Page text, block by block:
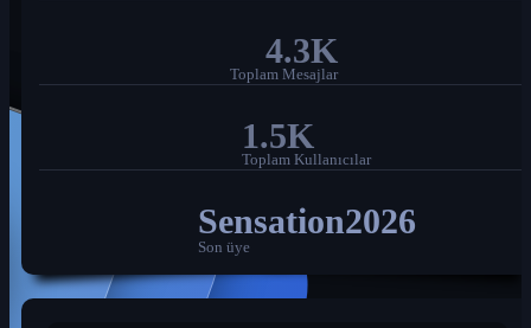
4.3K
Toplam Mesajlar
1.5K
Toplam Kullanıcılar
Sensation2026
Son üye